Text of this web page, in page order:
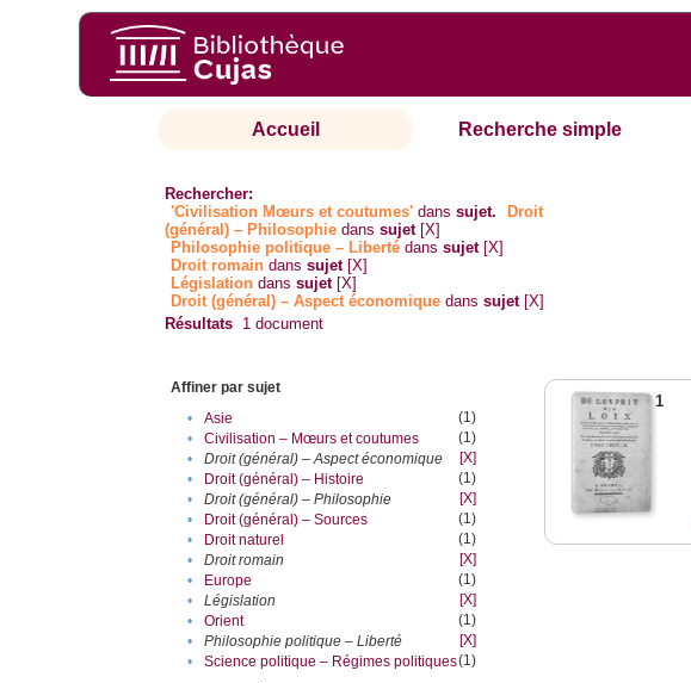
Accueil Recherche simple
Rechercher:
'Civilisation Mœurs et coutumes' danssujet.
Droit
(général) – Philosophie danssujet [X]
Philosophie politique – Liberté danssujet [X]
Droit romain danssujet [X]
Législation danssujet [X]
Droit (général) – Aspect économique danssujet [X]
Résultats 1 document
Affiner par sujet
•
Asie
(1)
•
Civilisation – Mœurs et coutumes
(1)
•
Droit (général) – Aspect économique
[X]
•
Droit (général) – Histoire
(1)
•
Droit (général) – Philosophie
[X]
•
Droit (général) – Sources
(1)
•
Droit naturel
(1)
•
Droit romain
[X]
•
Europe
(1)
•
Législation
[X]
•
Orient
(1)
•
Philosophie politique – Liberté
[X]
•
Science politique – Régimes politiques(1)
1